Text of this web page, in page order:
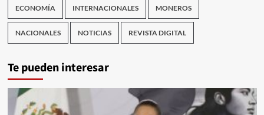
ECONOMÍA INTERNACIONALES MONEROS
NACIONALES NOTICIAS REVISTA DIGITAL
Te pueden interesar